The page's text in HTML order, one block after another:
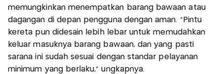
memungkinkan menempatkan barang bawaan atau
dagangan di depan pengguna dengan aman. "Pintu
kereta pun didesain lebih lebar untuk memudahkan
keluar masuknya barang bawaan, dan yang pasti
sarana ini sudah sesuai dengan standar pelayanan
minimum yang berlaku," ungkapnya.